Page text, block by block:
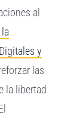
al
y
las
la libertad